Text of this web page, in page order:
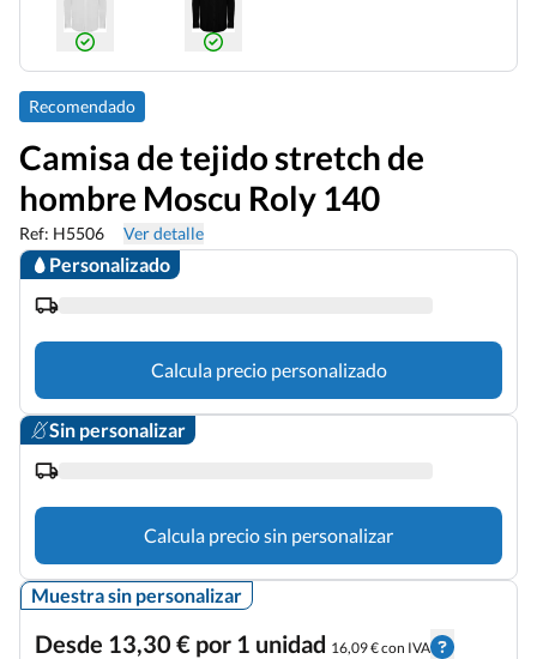
Recomendado
Camisa de tejido stretch de
hombre Moscu Roly 140
Ref: H5506 Ver detalle
Personalizado
Calcula precio personalizado
Sin personalizar
Calcula precio sin personalizar
Muestra sin personalizar
Desde 13,30 € por 1 unidad 16,09 € con IVA